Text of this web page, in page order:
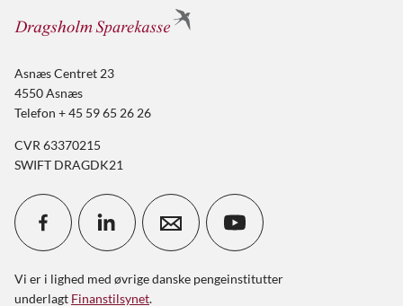
Asnæs Centret 23
4550 Asnæs
Telefon + 45 59 65 26 26
CVR 63370215
SWIFT DRAGDK21
Vi er i lighed med øvrige danske pengeinstitutter
underlagt Finanstilsynet.